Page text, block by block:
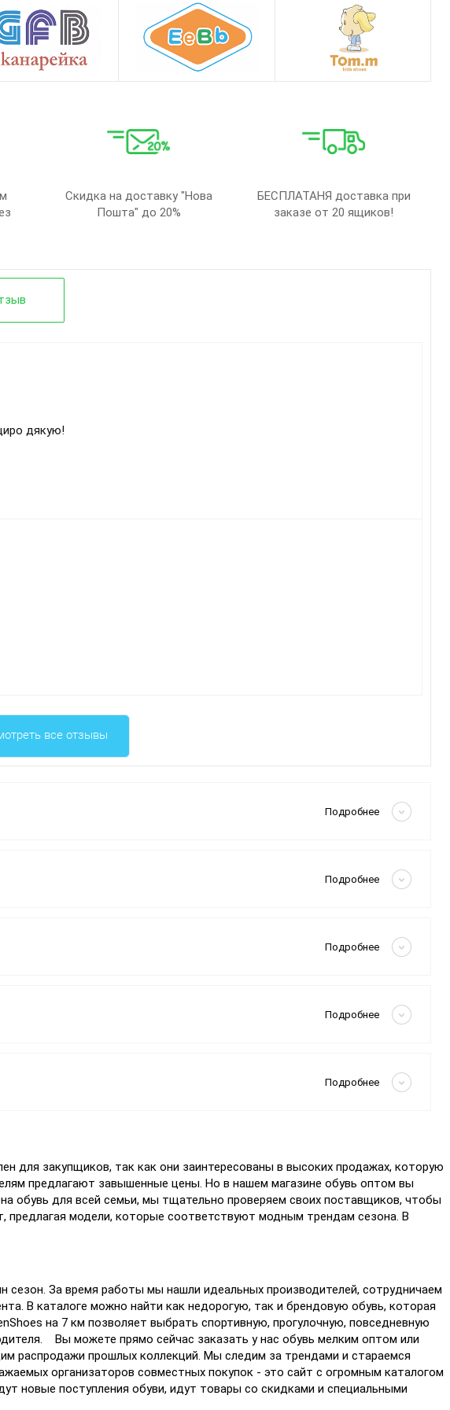
Скидка на доставку "Нова
Пошта" до 20%
БЕСПЛАТАНЯ доставка при
заказе от 20 ящиков!
дякую!
все отзывы
Подробнее
Подробнее
Подробнее
Подробнее
Подробнее
для закупщиков, так как они заинтересованы в высоких продажах, которую
предлагают завышенные цены. Но в нашем магазине обувь оптом вы
обувь для всей семьи, мы тщательно проверяем своих поставщиков, чтобы
модели, которые соответствуют модным трендам сезона. В
сезон. За время работы мы нашли идеальных производителей, сотрудничаем
В каталоге можно найти как недорогую, так и брендовую обувь, которая
на 7 км позволяет выбрать спортивную, прогулочную, повседневную
Вы можете прямо сейчас заказать у нас обувь мелким оптом или
распродажи прошлых коллекций. Мы следим за трендами и стараемся
организаторов совместных покупок - это сайт с огромным каталогом
новые поступления обуви, идут товары со скидками и специальными